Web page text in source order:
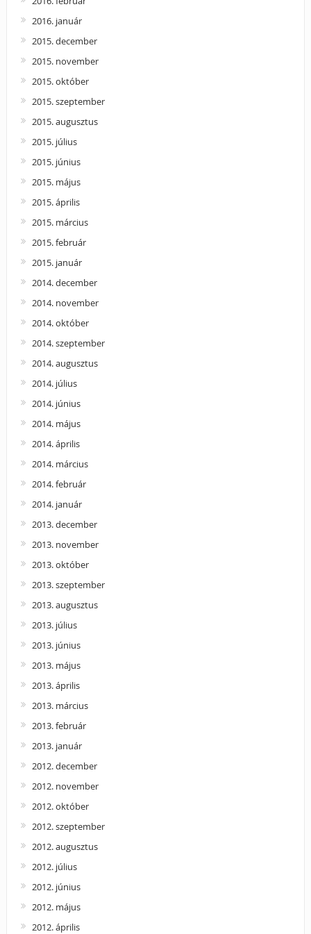
2016. január
2015. december
2015. november
2015. október
2015. szeptember
2015. augusztus
2015. július
2015. június
2015. május
2015. április
2015. március
2015. február
2015. január
2014. december
2014. november
2014. október
2014. szeptember
2014. augusztus
2014. július
2014. június
2014. május
2014. április
2014. március
2014. február
2014. január
2013. december
2013. november
2013. október
2013. szeptember
2013. augusztus
2013. július
2013. június
2013. május
2013. április
2013. március
2013. február
2013. január
2012. december
2012. november
2012. október
2012. szeptember
2012. augusztus
2012. július
2012. június
2012. május
2012. április